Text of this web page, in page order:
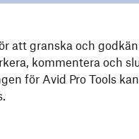
att granska och
kommentera och
för Avid Pro Tools